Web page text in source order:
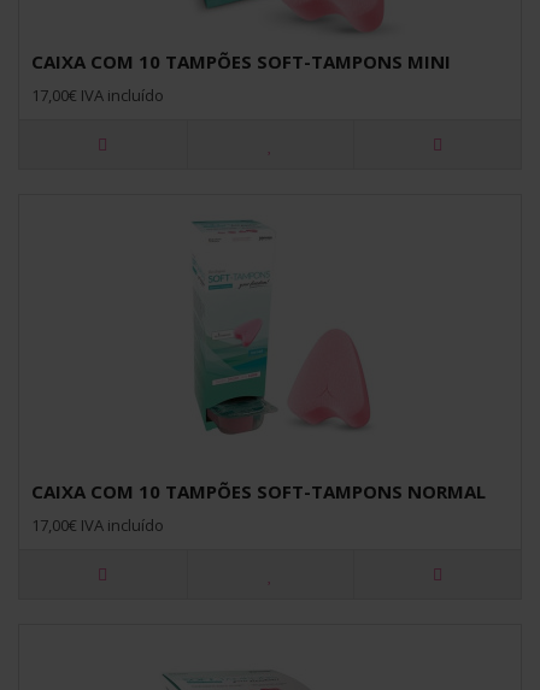
CAIXA COM 10 TAMPÕES SOFT-TAMPONS MINI
17,00€ IVA incluído
CAIXA COM 10 TAMPÕES SOFT-TAMPONS NORMAL
17,00€ IVA incluído